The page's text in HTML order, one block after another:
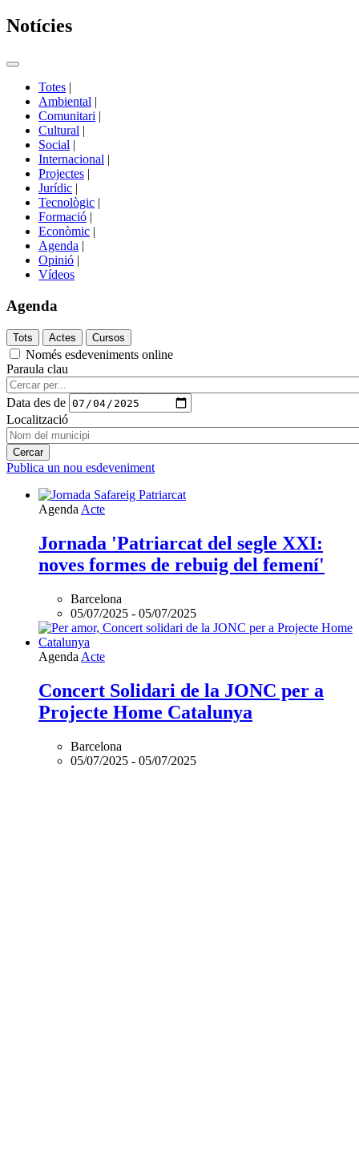
Notícies
Commutador
portals
Totes |
Ambiental |
Comunitari |
Cultural |
Social |
Internacional |
Projectes |
Jurídic |
Tecnològic |
Formació |
Econòmic |
Agenda |
Opinió |
Vídeos
Agenda
Només esdeveniments online
Paraula clau
Data des de
Localització
Publica un nou esdeveniment
AgendaActe
Jornada 'Patriarcat del segle XXI:
noves formes de rebuig del femení'
Barcelona
05/07/2025 - 05/07/2025
Agenda Acte
Concert Solidari de la JONC per a
Projecte Home Catalunya
Barcelona
05/07/2025 - 05/07/2025